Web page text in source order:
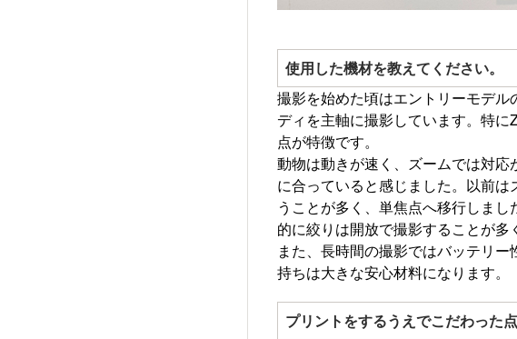
使用した機材を教えてください。
撮影を始めた頃はエントリーモデ
ディを主軸に撮影しています。特
点が特徴です。
動物は動きが速く、ズームでは対
に合っていると感じました。以前
うことが多く、単焦点へ移行しま
的に絞りは開放で撮影することが多
また、長時間の撮影ではバッテリ
持ちは大きな安心材料になります。
プリントをするうえでこだわった